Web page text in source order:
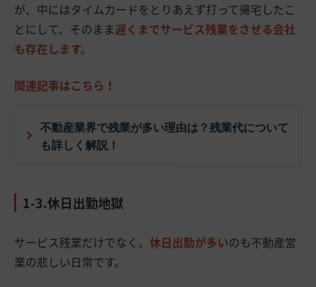
が、中にはタイムカードをとりあえず打って帰宅したこ
とにして、そのまま遅くまでサービス残業をさせる会社
も存在します。
関連記事はこちら！
不動産業界で残業が多い理由は？残業代について
も詳しく解説！
1-3.休日出勤地獄
サービス残業だけでなく、 休日出勤が多いのも不動産営
業の悲しい日常です。